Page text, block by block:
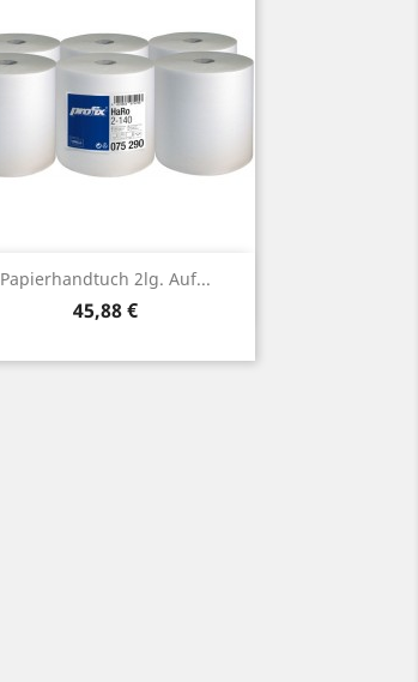
Papierhandtuch 2lg. Auf...
Preis
45,88 €
Vorschau